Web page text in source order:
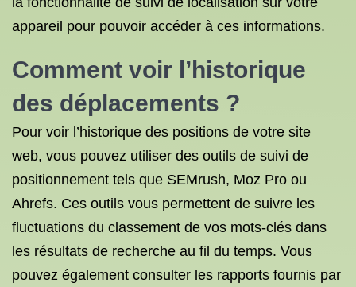
appareil pour pouvoir accéder à ces informations.
Comment voir l’historique
des déplacements ?
Pour voir l’historique des positions de votre site
web, vous pouvez utiliser des outils de suivi de
positionnement tels que SEMrush, Moz Pro ou
Ahrefs. Ces outils vous permettent de suivre les
fluctuations du classement de vos mots-clés dans
les résultats de recherche au fil du temps. Vous
pouvez également consulter les rapports fournis par